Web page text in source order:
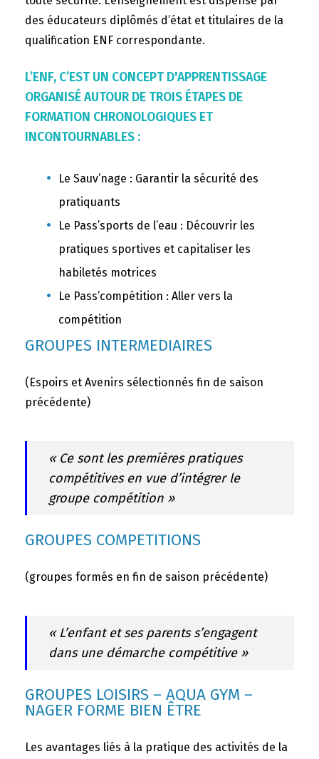
des éducateurs diplômés d’état et titulaires de la
qualification ENF correspondante.
L’ENF, C’EST UN CONCEPT D'APPRENTISSAGE
ORGANISÉ AUTOUR DE TROIS ÉTAPES DE
FORMATION CHRONOLOGIQUES ET
INCONTOURNABLES :
Le Sauv’nage : Garantir la sécurité des
pratiquants
Le Pass’sports de l’eau : Découvrir les
pratiques sportives et capitaliser les
habiletés motrices
Le Pass’compétition : Aller vers la
compétition
GROUPES INTERMEDIAIRES
(Espoirs et Avenirs sélectionnés fin de saison
précédente)
« Ce sont les premières pratiques
compétitives en vue d’intégrer le
groupe compétition »
GROUPES COMPETITIONS
(groupes formés en fin de saison précédente)
« L’enfant et ses parents s’engagent
dans une démarche compétitive »
GROUPES LOISIRS – AQUA GYM –
NAGER FORME BIEN ÊTRE
Les avantages liés à la pratique des activités de la